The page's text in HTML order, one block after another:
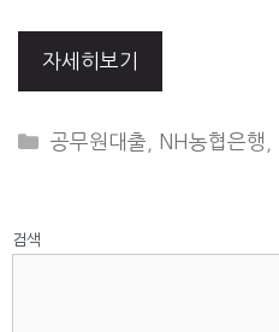
자세히보기
CATEGORIES
공무원대출 NH농협은행
검색